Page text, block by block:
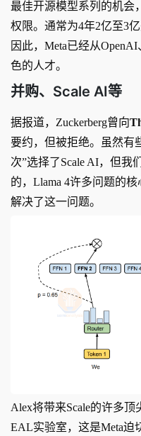
最佳开源模型系列的机会
权限。通常为4年2亿至3
因此，Meta已经从
色的人才。
并购、Scale AI等
据报道，Zuckerberg曾向
要约，但被拒绝。虽然有
次”选择了Scale AI，但我
的，Llama 4许多问题的
解决了这一问题。
Alex将带来Scale的许多
EAL实验室，这是Meta迫